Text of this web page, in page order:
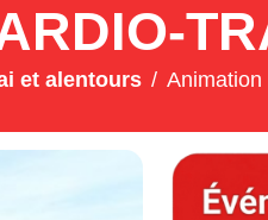
et alentours Animation